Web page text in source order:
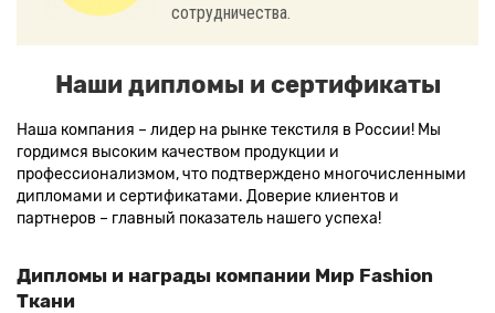
сотрудничества.
Наши дипломы и сертификаты
Наша компания – лидер на рынке текстиля в России! Мы
гордимся высоким качеством продукции и
профессионализмом, что подтверждено многочисленными
дипломами и сертификатами. Доверие клиентов и
партнеров – главный показатель нашего успеха!
Дипломы и награды компании Мир Fashion
Ткани